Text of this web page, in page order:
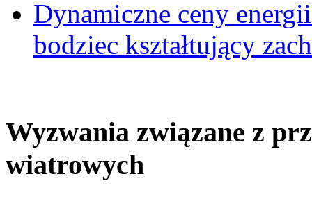
Dynamiczne ceny
bodziec kształtujący
Wyzwania związane z
wiatrowych